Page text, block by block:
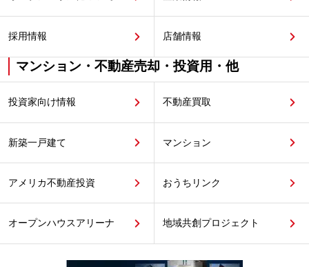
採用情報 店舗情報
マンション・不動産売却・投資用・他
投資家向け情報 不動産買取
新築一戸建て マンション
アメリカ不動産投資 おうちリンク
オープンハウスアリーナ 地域共創プロジェクト